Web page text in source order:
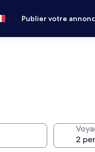
Publier votre